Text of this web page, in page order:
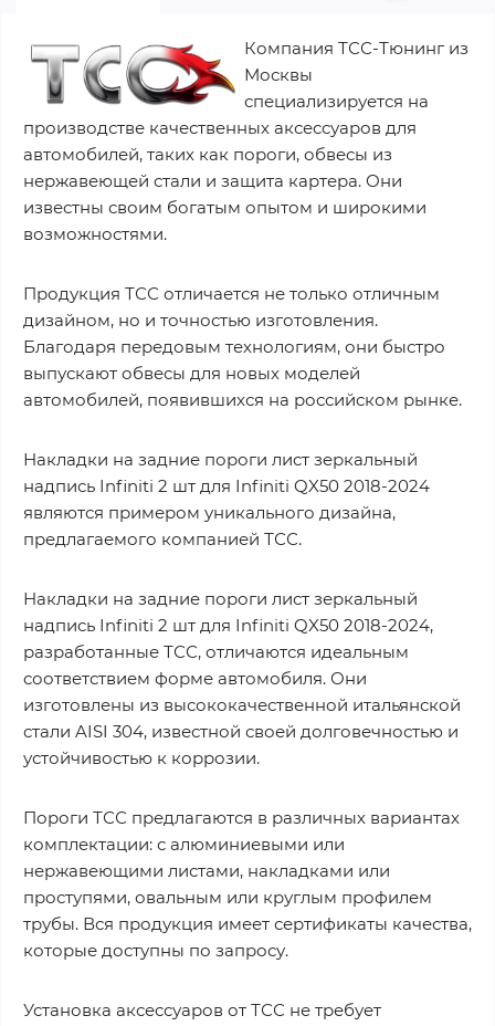
Компания ТСС-Тюнинг из
Москвы
специализируется на
производстве качественных аксессуаров для
автомобилей, таких как пороги, обвесы из
нержавеющей стали и защита картера. Они
известны своим богатым опытом и широкими
возможностями.
Продукция ТСС отличается не только отличным
дизайном, но и точностью изготовления.
Благодаря передовым технологиям, они быстро
выпускают обвесы для новых моделей
автомобилей, появившихся на российском рынке.
Накладки на задние пороги лист зеркальный
надпись Infiniti 2 шт для Infiniti QX50 2018-2024
являются примером уникального дизайна,
предлагаемого компанией ТСС.
Накладки на задние пороги лист зеркальный
надпись Infiniti 2 шт для Infiniti QX50 2018-2024,
разработанные ТСС, отличаются идеальным
соответствием форме автомобиля. Они
изготовлены из высококачественной итальянской
стали AISI 304, известной своей долговечностью и
устойчивостью к коррозии.
Пороги ТСС предлагаются в различных вариантах
комплектации: с алюминиевыми или
нержавеющими листами, накладками или
проступями, овальным или круглым профилем
трубы. Вся продукция имеет сертификаты качества,
которые доступны по запросу.
Установка аксессуаров от ТСС не требует